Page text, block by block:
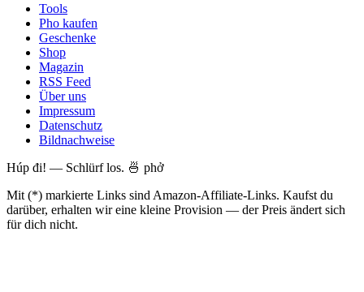
Tools
Pho kaufen
Geschenke
Shop
Magazin
RSS Feed
Über uns
Impressum
Datenschutz
Bildnachweise
Húp đi! — Schlürf los. 🍜 phở
Mit (*) markierte Links sind Amazon-Affiliate-Links. Kaufst du
darüber, erhalten wir eine kleine Provision — der Preis ändert sich
für dich nicht.